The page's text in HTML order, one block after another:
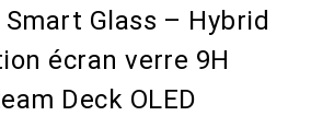
Smart Glass – Hybrid
écran verre 9H
Deck OLED